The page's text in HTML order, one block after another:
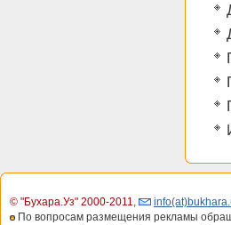
© "Бухара.Уз" 2000-2011,
По вопросам размещения рекламы